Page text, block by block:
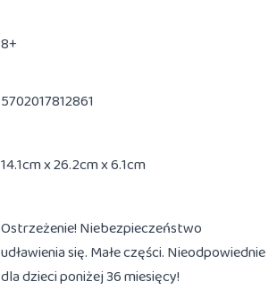
8+
5702017812861
14.1cm x 26.2cm x 6.1cm
Ostrzeżenie! Niebezpieczeństwo
udławienia się. Małe części. Nieodpowiednie
dla dzieci poniżej 36 miesięcy!